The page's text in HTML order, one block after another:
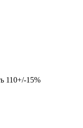
110+/-15%